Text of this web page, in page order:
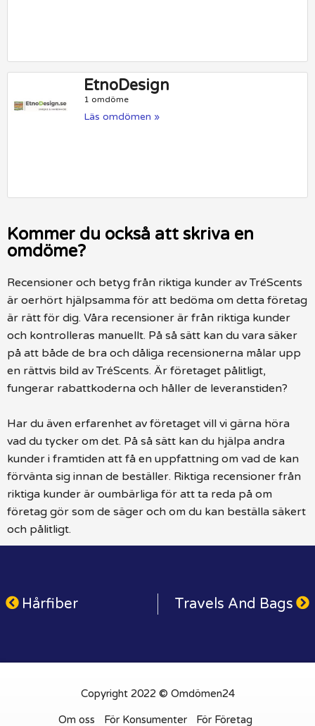
EtnoDesign
1 omdöme
Läs omdömen »
Kommer du också att skriva en
omdöme?
Recensioner och betyg från riktiga kunder av TréScents
är oerhört hjälpsamma för att bedöma om detta företag
är rätt för dig. Våra recensioner är från riktiga kunder
och kontrolleras manuellt. På så sätt kan du vara säker
på att både de bra och dåliga recensionerna målar upp
en rättvis bild av TréScents. Är företaget pålitligt,
fungerar rabattkoderna och håller de leveranstiden?
Har du även erfarenhet av företaget vill vi gärna höra
vad du tycker om det. På så sätt kan du hjälpa andra
kunder i framtiden att få en uppfattning om vad de kan
förvänta sig innan de beställer. Riktiga recensioner från
riktiga kunder är oumbärliga för att ta reda på om
företag gör som de säger och om du kan beställa säkert
och pålitligt.
Hårfiber Travels And Bags
Copyright 2022 © Omdömen24
Om oss För Konsumenter För Företag